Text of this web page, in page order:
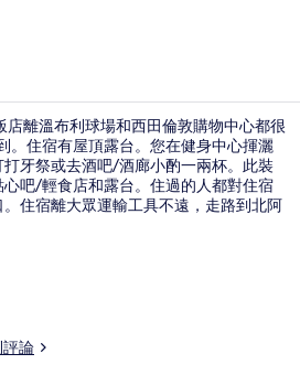
店離溫布利球場和西田倫敦購物中心都很
。住宿有屋頂露台。您在健身中心揮灑
牙祭或去酒吧/酒廊小酌一兩杯。此裝
吧/輕食店和露台。住過的人都對住宿
住宿離大眾運輸工具不遠，走路到北阿
評論